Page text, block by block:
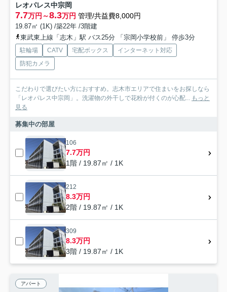
レオパレス中宗岡
7.7万円～8.3万円 管理/共益費8,000円
19.87㎡ (1K) /築22年 /3階建
東武東上線「志木」駅 バス25分 「宗岡小学校前」 停歩3分
駐輪場 CATV 宅配ボックス
インターネット対応
防犯カメラ
こだわりで選びたい方におすすめ。志木市エリアで住まいをお探しなら
「レオパレス中宗岡」。洗濯物の外干しで花粉が付くのが心配...
もっと
見る
募集中の部屋
106
7.7万円
1階 / 19.87㎡ / 1K
212
8.3万円
2階 / 19.87㎡ / 1K
309
8.3万円
3階 / 19.87㎡ / 1K
アパート